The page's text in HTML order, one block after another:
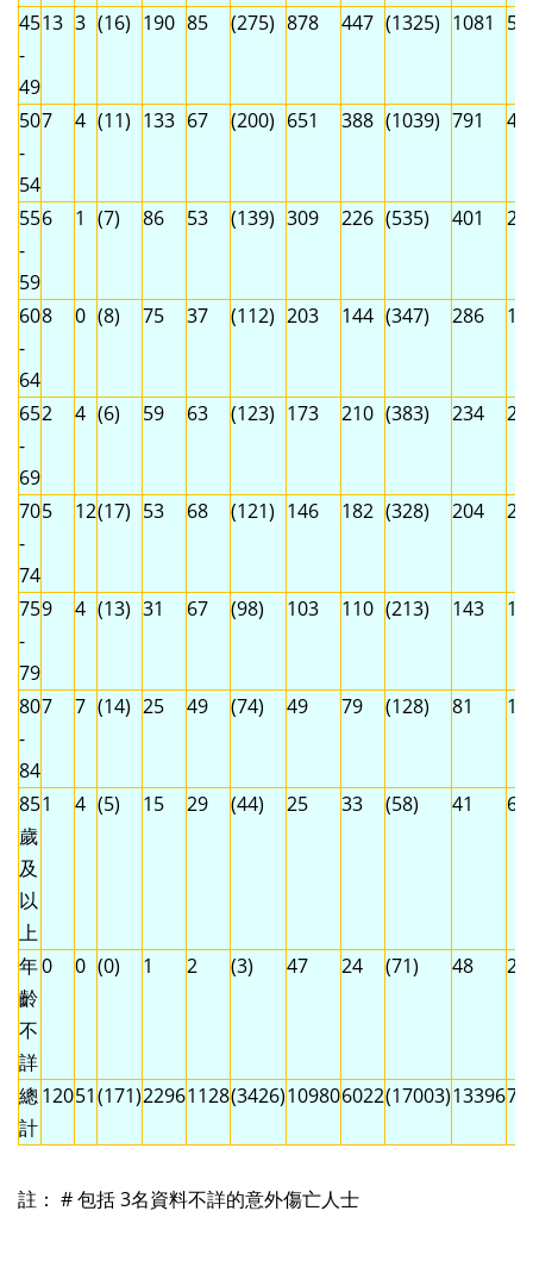
45
-
49
13 3 (16) 190 85 (275) 878 447 (1325) 1081
50
-
54
7 4 (11) 133 67 (200) 651 388 (1039) 791
55
-
59
6 1 (7) 86 53 (139) 309 226 (535) 401
60
-
64
8 0 (8) 75 37 (112) 203 144 (347) 286
65
-
69
2 4 (6) 59 63 (123) 173 210 (383) 234
70
-
74
5 12(17) 53 68 (121) 146 182 (328) 204
75
-
79
9 4 (13) 31 67 (98) 103 110 (213) 143
80
-
84
7 7 (14) 25 49 (74) 49 79 (128) 81
85
歲
及
以
上
1 4 (5) 15 29 (44) 25 33 (58) 41 66
年
齡
不
詳
0 0 (0) 1 2 (3) 47 24 (71) 48 26
總
計
12051(171)22961128(3426)109806022(17003)13396
註： # 包括 3名資料不詳的意外傷亡人士